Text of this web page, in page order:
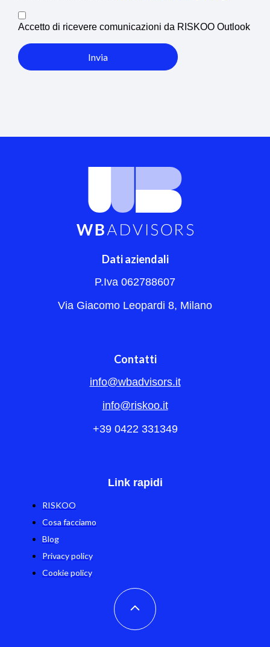
Accetto di ricevere comunicazioni da RISKOO Outlook
Invia
Dati aziendali
P.Iva 062788607
Via Giacomo Leopardi 8, Milano
Contatti
info@wbadvisors.it
info@riskoo.it
+39 0422 331349
Link rapidi
RISKOO
Cosa facciamo
Blog
Privacy policy
Cookie policy